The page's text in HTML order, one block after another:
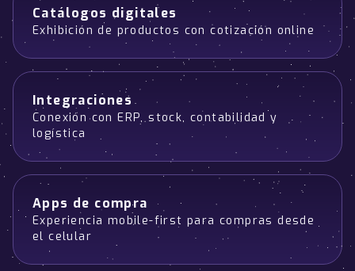
Catálogos digitales
Exhibición de productos con cotización online
Integraciones
Conexión con ERP, stock, contabilidad y
logística
Apps de compra
Experiencia mobile-first para compras desde
el celular